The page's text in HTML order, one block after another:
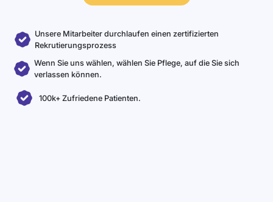
Unsere Mitarbeiter durchlaufen einen zertifizierten
Rekrutierungsprozess
Wenn Sie uns wählen, wählen Sie Pflege, auf die Sie sich
verlassen können.
100k+ Zufriedene Patienten.